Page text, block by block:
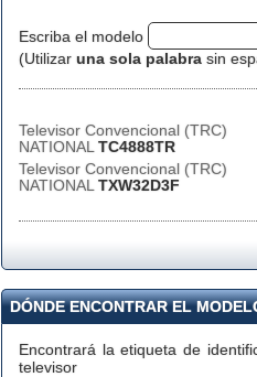
Escriba el modelo
(Utilizar una sola palabra sin
Televisor Convencional (TRC)
NATIONAL TC4888TR
Televisor Convencional (TRC)
NATIONAL TXW32D3F
DÓNDE ENCONTRAR EL
Encontrará la etiqueta de
televisor